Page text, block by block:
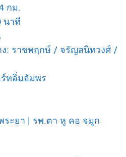
กม.
นาที
ง: ราชพฤกษ์ / จรัญสนิทวงศ์ /
ทอิ่มอัมพร
ระยา | รพ.ตา หู คอ จมูก